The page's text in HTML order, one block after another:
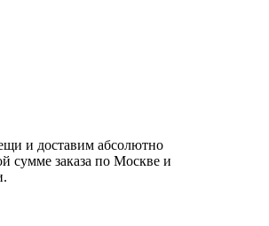
и доставим абсолютно
сумме заказа по Москве и